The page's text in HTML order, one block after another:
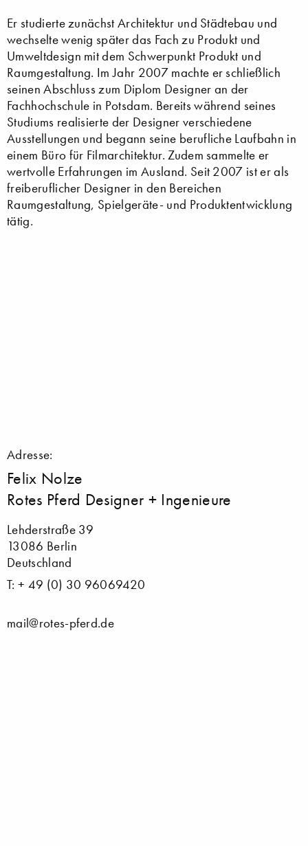
Er studierte zunächst Architektur und Städtebau und
wechselte wenig später das Fach zu Produkt und
Umweltdesign mit dem Schwerpunkt Produkt und
Raumgestaltung. Im Jahr 2007 machte er schließlich
seinen Abschluss zum Diplom Designer an der
Fachhochschule in Potsdam. Bereits während seines
Studiums realisierte der Designer verschiedene
Ausstellungen und begann seine berufliche Laufbahn in
einem Büro für Filmarchitektur. Zudem sammelte er
wertvolle Erfahrungen im Ausland. Seit 2007 ist er als
freiberuflicher Designer in den Bereichen
Raumgestaltung, Spielgeräte- und Produktentwicklung
tätig.
Adresse:
Felix Nolze
Rotes Pferd Designer + Ingenieure
Lehderstraße 39
13086 Berlin
Deutschland
T: + 49 (0) 30 96069420
mail@rotes-pferd.de